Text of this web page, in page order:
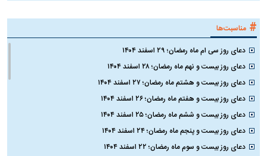
# مناسبت‌ها
دعای روز سی ام ماه رمضان؛ ۲۹ اسفند ۱۴۰۴
دعای روز بیست و نهم ماه رمضان؛ ۲۸ اسفند ۱۴۰۴
دعای روز بیست و هشتم ماه رمضان؛ ۲۷ اسفند ۱۴۰۴
دعای روز بیست و هفتم ماه رمضان؛ ۲۶ اسفند ۱۴۰۴
دعای روز بیست و ششم ماه رمضان؛ ۲۵ اسفند ۱۴۰۴
دعای روز بیست و پنجم ماه رمضان؛ ۲۴ اسفند ۱۴۰۴
دعای روز بیست و سوم ماه رمضان؛ ۲۲ اسفند ۱۴۰۴